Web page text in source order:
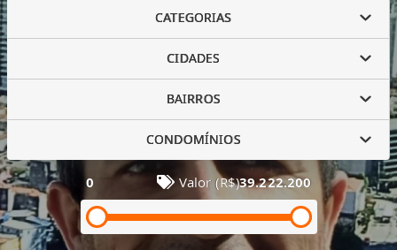
CATEGORIAS
CIDADES
BAIRROS
CONDOMÍNIOS
0 Valor (R$)39.222.200